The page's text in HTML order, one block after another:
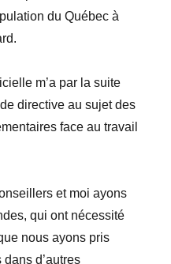
du Québec à
m’a par la suite
directive au sujet des
face au travail
et moi ayons
qui ont nécessité
nous ayons pris
d’autres